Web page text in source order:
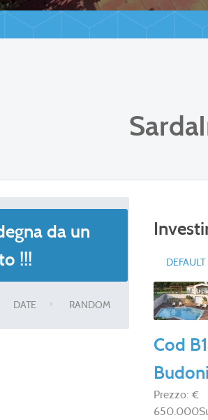
da un
!!!
DATE RANDOM
DEFAULT
Cod
Budoni
Prezzo: €